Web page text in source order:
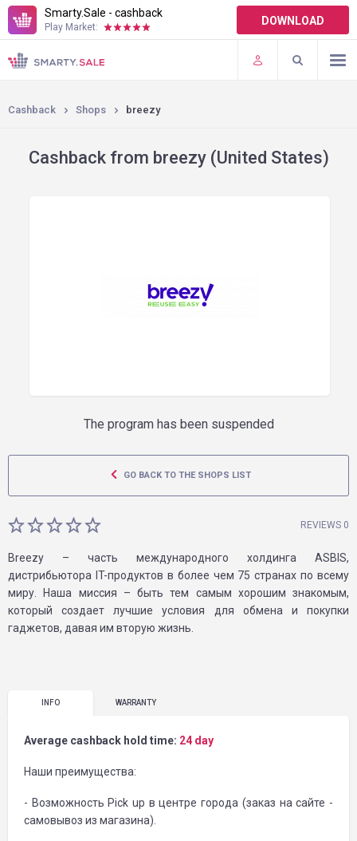
Smarty.Sale - cashback
Play Market: DOWNLOAD
TERMS OF USE
PLUGINS
Cashback Shops breezy
Cashback from breezy (United States)
The program has been suspended
GO BACK TO THE SHOPS LIST
REVIEWS 0
Breezy – часть международного холдинга ASBIS,
дистрибьютора IT-продуктов в более чем 75 странах по всему
миру. Наша миссия – быть тем самым хорошим знакомым,
который создает лучшие условия для обмена и покупки
гаджетов, давая им вторую жизнь.
INFO WARRANTY
Average cashback hold time: 24 day
Наши преимущества:
- Возможность Pick up в центре города (заказ на сайте -
самовывоз из магазина).